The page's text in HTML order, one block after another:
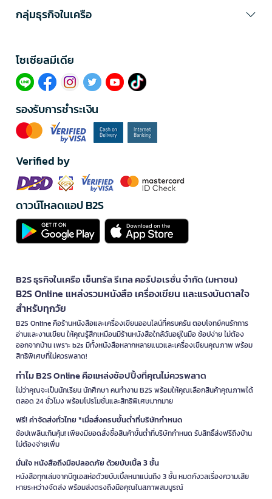
กลุ่มธุรกิจในเครือ
โซเซียลมีเดีย​
รองรับการชำระเงิน
Verified by
ดาวน์โหลดแอป B2S
B2S ธุรกิจในเครือ เซ็นทรัล รีเทล คอร์ปอเรชั่น จำกัด (มหาชน)
B2S Online แหล่งรวมหนังสือ เครื่องเขียน และแรงบันดาลใจ
สำหรับทุกวัย
B2S Online คือร้านหนังสือและเครื่องเขียนออนไลน์ที่ครบครัน ตอบโจทย์คนรักการ
อ่านและงานเขียน ให้คุณรู้สึกเหมือนมีร้านหนังสือใกล้ฉันอยู่ในมือ ช้อปง่าย ไม่ต้อง
ออกจากบ้าน เพราะ b2s มีทั้งหนังสือหลากหลายแนวและเครื่องเขียนคุณภาพ พร้อม
สิทธิพิเศษที่ไม่ควรพลาด!
ทำไม B2S Online คือแหล่งช้อปปิ้งที่คุณไม่ควรพลาด
ไม่ว่าคุณจะเป็นนักเรียน นักศึกษา คนทำงาน B2S พร้อมให้คุณเลือกสินค้าคุณภาพได้
ตลอด 24 ชั่วโมง พร้อมโปรโมชั่นและสิทธิพิเศษมากมาย
ฟรี! ค่าจัดส่งทั่วไทย *เมื่อสั่งครบขั้นต่ำที่บริษัทกำหนด
ช้อปเพลินเกินคุ้ม! เพียงมียอดสั่งซื้อสินค้าขั้นต่ำที่บริษัทกำหนด รับสิทธิ์ส่งฟรีถึงบ้าน
ไม่ต้องจ่ายเพิ่ม
มั่นใจ หนังสือถึงมือปลอดภัย ด้วยบับเบิ้ล 3 ชั้น
หนังสือทุกเล่มจากบีทูเอสห่อด้วยบับเบิ้ลหนาแน่นถึง 3 ชั้น หมดกังวลเรื่องความเสีย
หายระหว่างจัดส่ง พร้อมส่งตรงถึงมือคุณในสภาพสมบูรณ์